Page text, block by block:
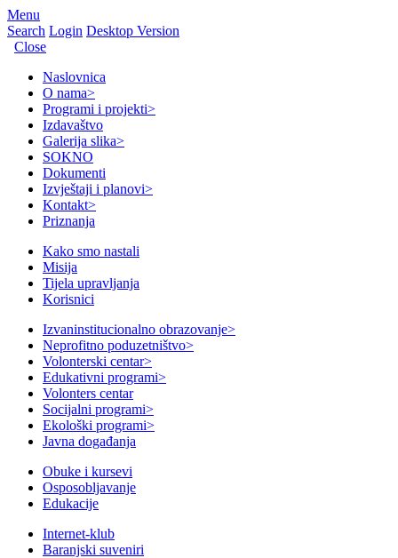
Menu
Search Login Desktop Version
Close
Naslovnica
O nama>
Programi i projekti>
Izdavaštvo
Galerija slika>
SOKNO
Dokumenti
Izvještaji i planovi>
Kontakt>
Priznanja
Kako smo nastali
Misija
Tijela upravljanja
Korisnici
Izvaninstitucionalno obrazovanje>
Neprofitno poduzetništvo>
Volonterski centar>
Edukativni programi>
Volonters centar
Socijalni programi>
Ekološki programi>
Javna događanja
Obuke i kursevi
Osposobljavanje
Edukacije
Internet-klub
Baranjski suveniri